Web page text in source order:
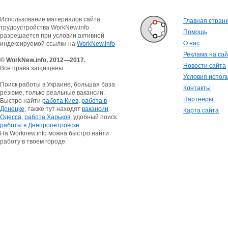
Использование материалов сайта
трудоустройства WorkNew.info
разрешается при условии активной
индексируемой ссылки на WorkNew.info
© WorkNew.info, 2012—2017.
Все права защищены.
Поиск работы в Украине, большая база
резюме, только реальные вакансии.
Быстро найти работа Киев, работа в
Донецке, также тут находят вакансии
Одесса, работа Харьков, удобный поиск
работы в Днепропетровске
На Worknew.info можна быстро найти
работу в твоем городе.
Главная
Помощь
О нас
Реклама на
Новости сайта
Условия
Контакты
Партнеры
Карта сайта